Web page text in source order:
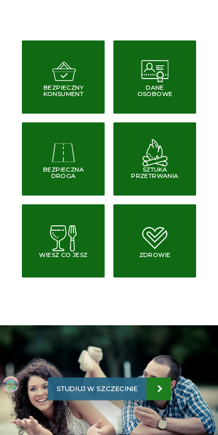
BEZPIECZNY
KONSUMENT
DANE
OSOBOWE
BEZPIECZNA
DROGA
SZTUKA
PRZETRWANIA
WIESZ CO JESZ ZDROWIE
STUDIUJ W SZCZECINIE